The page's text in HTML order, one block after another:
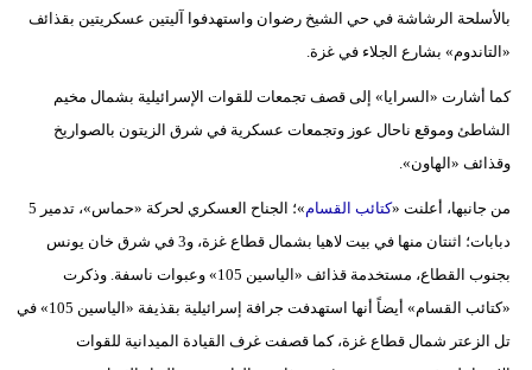
سيارات
بالأسلحة الرشاشة في حي الشيخ رضوان واستهدفوا آليتين عسكريتين بقذائف
«التاندوم» بشارع الجلاء في غزة.
كما أشارت «السرايا» إلى قصف تجمعات للقوات الإسرائيلية بشمال مخيم
الشاطئ وموقع ناحال عوز وتجمعات عسكرية في شرق الزيتون بالصواريخ
وقذائف «الهاون».
من جانبها، أعلنت «كتائب القسام
»؛ الجناح العسكري لحركة «حماس»، تدمير 5
دبابات؛ اثنتان منها في بيت لاهيا بشمال قطاع غزة، و3 في شرق خان يونس
بجنوب القطاع، مستخدمة قذائف «الياسين 105» وعبوات ناسفة. وذكرت
«كتائب القسام» أيضاً أنها استهدفت جرافة إسرائيلية بقذيفة «الياسين 105» في
تل الزعتر شمال قطاع غزة، كما قصفت غرف القيادة الميدانية للقوات